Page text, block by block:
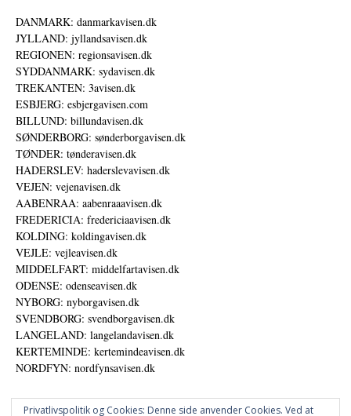
DANMARK: danmarkavisen.dk
JYLLAND: jyllandsavisen.dk
REGIONEN: regionsavisen.dk
SYDDANMARK: sydavisen.dk
TREKANTEN: 3avisen.dk
ESBJERG: esbjergavisen.com
BILLUND: billundavisen.dk
SØNDERBORG: sønderborgavisen.dk
TØNDER: tønderavisen.dk
HADERSLEV: haderslevavisen.dk
VEJEN: vejenavisen.dk
AABENRAA: aabenraaavisen.dk
FREDERICIA: fredericiaavisen.dk
KOLDING: koldingavisen.dk
VEJLE: vejleavisen.dk
MIDDELFART: middelfartavisen.dk
ODENSE: odenseavisen.dk
NYBORG: nyborgavisen.dk
SVENDBORG: svendborgavisen.dk
LANGELAND: langelandavisen.dk
KERTEMINDE: kertemindeavisen.dk
NORDFYN: nordfynsavisen.dk
Privatlivspolitik og Cookies: Denne side anvender Cookies. Ved at